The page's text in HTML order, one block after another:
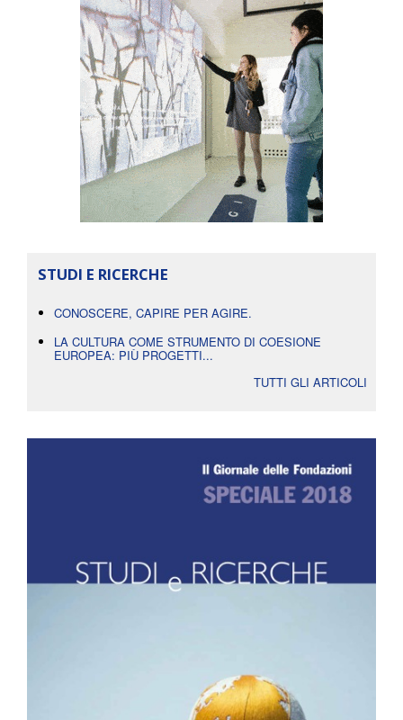
STUDI E RICERCHE
CONOSCERE, CAPIRE PER AGIRE.
LA CULTURA COME STRUMENTO DI COESIONE
EUROPEA: PIÙ PROGETTI...
TUTTI GLI ARTICOLI